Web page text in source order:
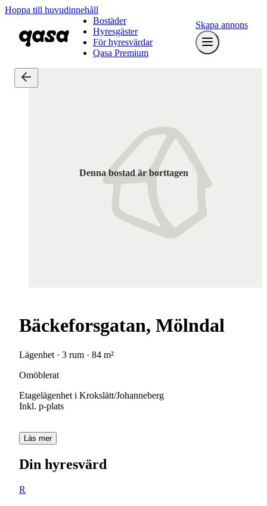
Hoppa till huvudinnehåll
Bostäder
Hyresgäster
För hyresvärdar
Qasa Premium
Skapa annons
Denna bostad är borttagen
Bäckeforsgatan, Mölndal
Lägenhet · 3 rum · 84 m²
Omöblerat
Etagelägenhet i Krokslätt/Johanneberg
Inkl. p-plats
Läs mer
Din hyresvärd
R